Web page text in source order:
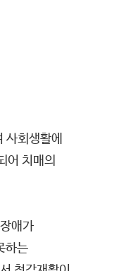
회생활에
어 치매의
애가
하는